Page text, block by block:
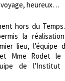
heureux…
hors du
la
lieu, l’équipe
Mme Rodet le
de